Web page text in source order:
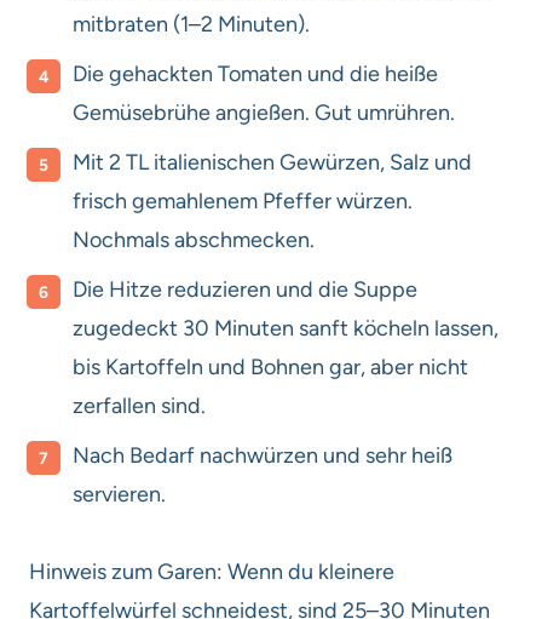
mitbraten (1–2 Minuten).
Die gehackten Tomaten und die heiße
Gemüsebrühe angießen. Gut umrühren.
Mit 2 TL italienischen Gewürzen, Salz und
frisch gemahlenem Pfeffer würzen.
Nochmals abschmecken.
Die Hitze reduzieren und die Suppe
zugedeckt 30 Minuten sanft köcheln lassen,
bis Kartoffeln und Bohnen gar, aber nicht
zerfallen sind.
Nach Bedarf nachwürzen und sehr heiß
servieren.
Hinweis zum Garen: Wenn du kleinere
Kartoffelwürfel schneidest, sind 25–30 Minuten